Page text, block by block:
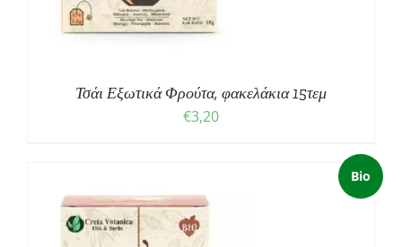
Τσάι Εξωτικά Φρούτα, φακελάκια 15τεμ
€3,20
Bio